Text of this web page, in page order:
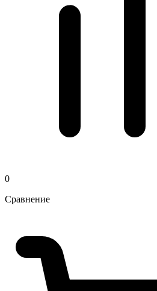
0
Сравнение